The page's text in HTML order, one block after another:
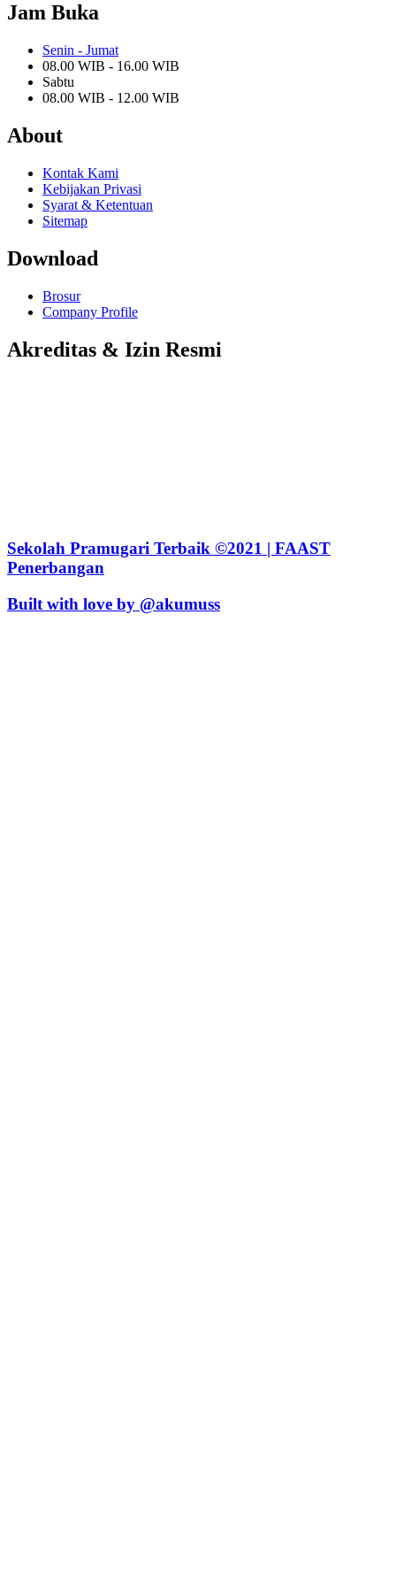
Jam Buka
Senin - Jumat
08.00 WIB - 16.00 WIB
Sabtu
08.00 WIB - 12.00 WIB
About
Kontak Kami
Kebijakan Privasi
Syarat & Ketentuan
Sitemap
Download
Brosur
Company Profile
Akreditas & Izin Resmi
Sekolah Pramugari Terbaik ©2021 | FAAST
Penerbangan
Built with love by @akumuss